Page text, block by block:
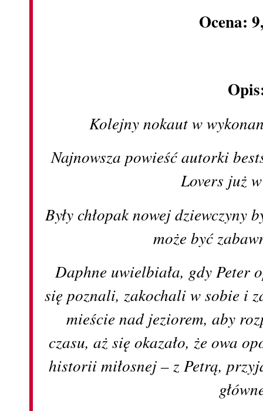
Ocena:
Kolejny nokaut w
Najnowsza powieść autorki
Lovers już
Były chłopak nowej dziewczyny
może być
Daphne uwielbiała, gdy Peter
się poznali, zakochali w sobie i
mieście nad jeziorem, aby
czasu, aż się okazało, że owa
historii miłosnej – z Petrą,